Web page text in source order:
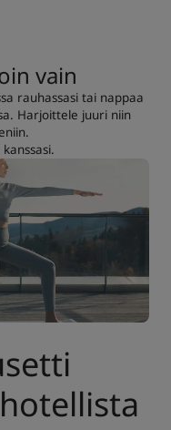
vain
rauhassasi tai nappaa
Harjoittele juuri niin